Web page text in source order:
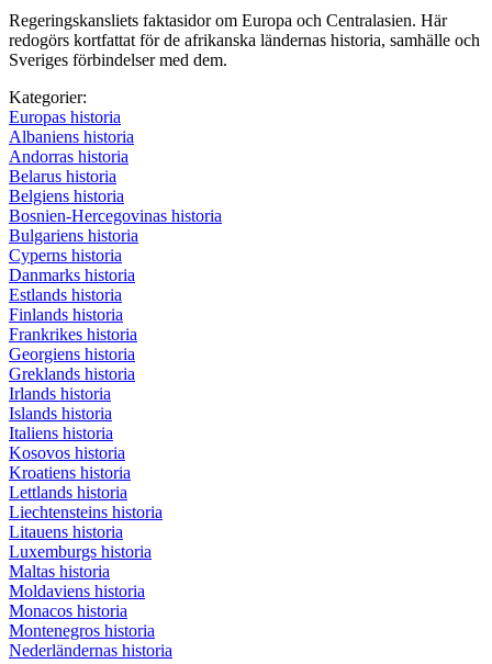
Regeringskansliets faktasidor om Europa och Centralasien. Här
redogörs kortfattat för de afrikanska ländernas historia, samhälle och
Sveriges förbindelser med dem.
Kategorier:
Europas historia
Albaniens historia
Andorras historia
Belarus historia
Belgiens historia
Bosnien-Hercegovinas historia
Bulgariens historia
Cyperns historia
Danmarks historia
Estlands historia
Finlands historia
Frankrikes historia
Georgiens historia
Greklands historia
Irlands historia
Islands historia
Italiens historia
Kosovos historia
Kroatiens historia
Lettlands historia
Liechtensteins historia
Litauens historia
Luxemburgs historia
Maltas historia
Moldaviens historia
Monacos historia
Montenegros historia
Nederländernas historia